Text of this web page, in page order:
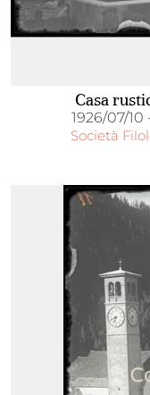
Casa
1926/07/
Società